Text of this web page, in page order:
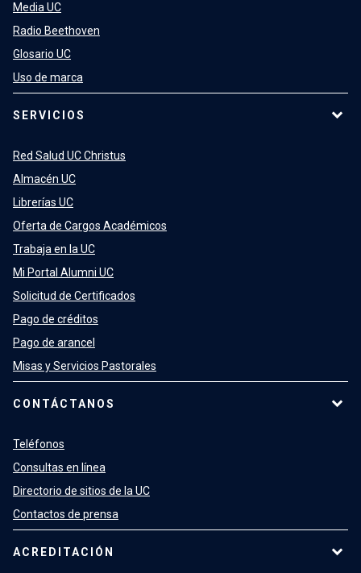
Media UC
Radio Beethoven
Glosario UC
Uso de marca
SERVICIOS
Red Salud UC Christus
Almacén UC
Librerías UC
Oferta de Cargos Académicos
Trabaja en la UC
Mi Portal Alumni UC
Solicitud de Certificados
Pago de créditos
Pago de arancel
Misas y Servicios Pastorales
CONTÁCTANOS
Teléfonos
Consultas en línea
Directorio de sitios de la UC
Contactos de prensa
ACREDITACIÓN